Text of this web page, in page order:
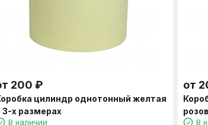
200 ₽
цилиндр однотонный желтая
3-х размерах
В наличии
от
В